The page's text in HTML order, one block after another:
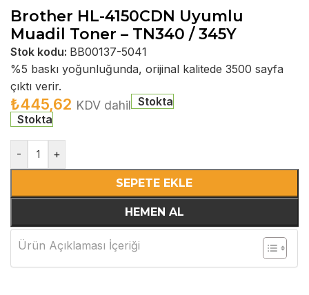
Brother HL-4150CDN Uyumlu
Muadil Toner – TN340 / 345Y
Stok kodu: BB00137-5041
%5 baskı yoğunluğunda, orijinal kalitede 3500 sayfa
çıktı verir.
₺445,62 KDV dahil Stokta
Stokta
- +
SEPETE EKLE
HEMEN AL
Ürün Açıklaması İçeriği